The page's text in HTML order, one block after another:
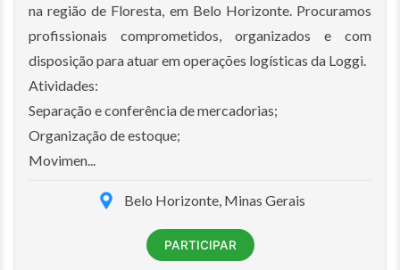
na região de Floresta, em Belo Horizonte. Procuramos
profissionais comprometidos, organizados e com
disposição para atuar em operações logísticas da Loggi.
Atividades:
Separação e conferência de mercadorias;
Organização de estoque;
Movimen...
Belo Horizonte, Minas Gerais
PARTICIPAR